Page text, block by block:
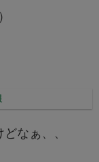
なぁ、、